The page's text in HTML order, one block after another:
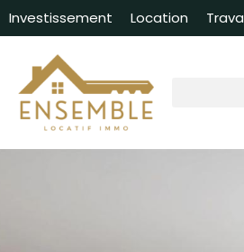
Investissement Location